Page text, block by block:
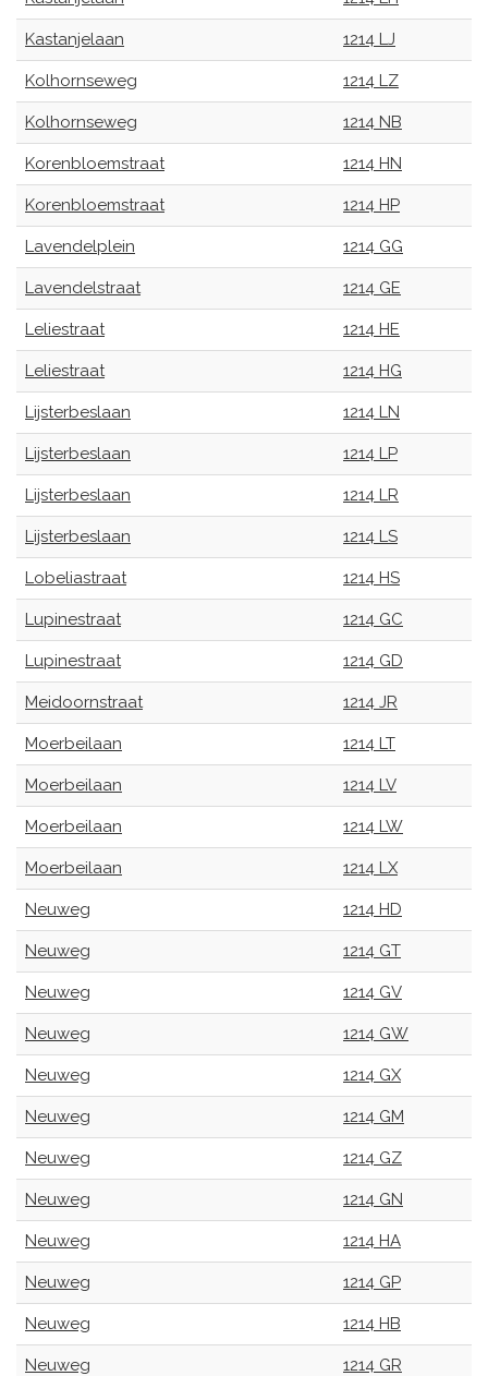
Kastanjelaan 1214 LJ
Kolhornseweg 1214 LZ
Kolhornseweg 1214 NB
Korenbloemstraat 1214 HN
Korenbloemstraat 1214 HP
Lavendelplein 1214 GG
Lavendelstraat 1214 GE
Leliestraat 1214 HE
Leliestraat 1214 HG
Lijsterbeslaan 1214 LN
Lijsterbeslaan 1214 LP
Lijsterbeslaan 1214 LR
Lijsterbeslaan 1214 LS
Lobeliastraat 1214 HS
Lupinestraat 1214 GC
Lupinestraat 1214 GD
Meidoornstraat 1214 JR
Moerbeilaan 1214 LT
Moerbeilaan 1214 LV
Moerbeilaan 1214 LW
Moerbeilaan 1214 LX
Neuweg 1214 HD
Neuweg 1214 GT
Neuweg 1214 GV
Neuweg 1214 GW
Neuweg 1214 GX
Neuweg 1214 GM
Neuweg 1214 GZ
Neuweg 1214 GN
Neuweg 1214 HA
Neuweg 1214 GP
Neuweg 1214 HB
Neuweg 1214 GR